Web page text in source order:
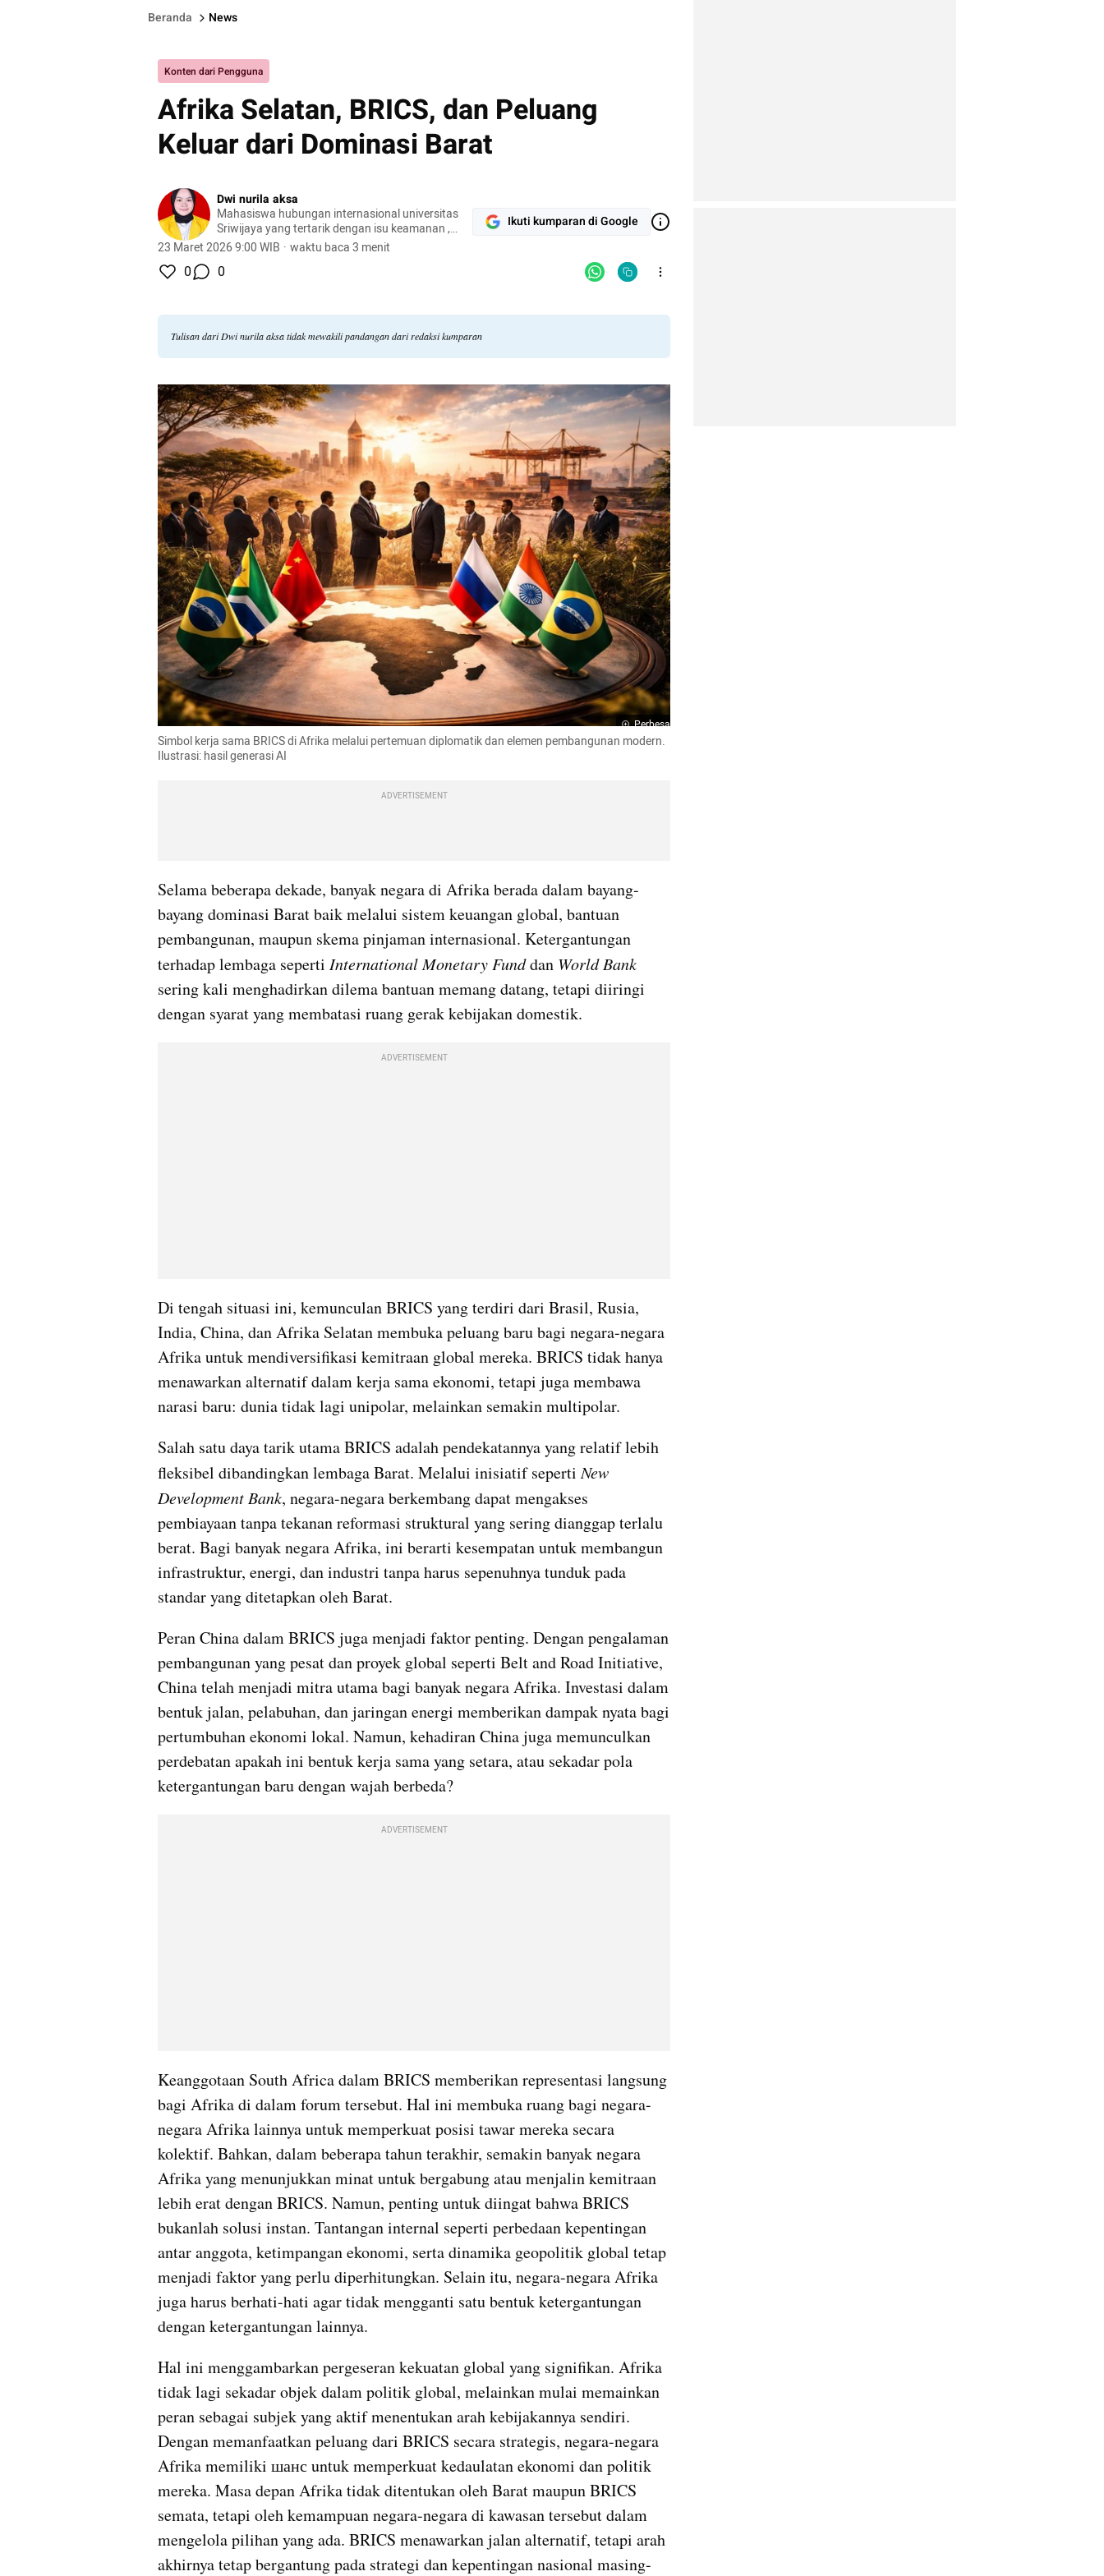
Beranda News
Konten dari Pengguna
Afrika Selatan, BRICS, dan Peluang
Keluar dari Dominasi Barat
Dwi nurila aksa
Mahasiswa hubungan internasional universitas
Sriwijaya yang tertarik dengan isu keamanan ,
kesetaraan gender dan diplomasi antara negara
23 Maret 2026 9:00 WIB · waktu baca 3 menit
Ikuti kumparan di Google
0 0
Tulisan dari Dwi nurila aksa tidak mewakili pandangan dari redaksi kumparan
Perbesar
Simbol kerja sama BRICS di Afrika melalui pertemuan diplomatik dan elemen pembangunan modern.
Ilustrasi: hasil generasi AI
ADVERTISEMENT
Selama beberapa dekade, banyak negara di Afrika berada dalam bayang-
bayang dominasi Barat baik melalui sistem keuangan global, bantuan
pembangunan, maupun skema pinjaman internasional. Ketergantungan
terhadap lembaga seperti International Monetary Fund dan
sering kali menghadirkan dilema bantuan memang datang, tetapi diiringi
dengan syarat yang membatasi ruang gerak kebijakan domestik.
ADVERTISEMENT
Di tengah situasi ini, kemunculan BRICS yang terdiri dari Brasil, Rusia,
India, China, dan Afrika Selatan membuka peluang baru bagi negara-negara
Afrika untuk mendiversifikasi kemitraan global mereka. BRICS tidak hanya
menawarkan alternatif dalam kerja sama ekonomi, tetapi juga membawa
narasi baru: dunia tidak lagi unipolar, melainkan semakin multipolar.
Salah satu daya tarik utama BRICS adalah pendekatannya yang relatif lebih
fleksibel dibandingkan lembaga Barat. Melalui inisiatif seperti New
Development Bank, negara-negara berkembang dapat mengakses
pembiayaan tanpa tekanan reformasi struktural yang sering dianggap terlalu
berat. Bagi banyak negara Afrika, ini berarti kesempatan untuk membangun
infrastruktur, energi, dan industri tanpa harus sepenuhnya tunduk pada
standar yang ditetapkan oleh Barat.
Peran China dalam BRICS juga menjadi faktor penting. Dengan pengalaman
pembangunan yang pesat dan proyek global seperti Belt and Road Initiative,
China telah menjadi mitra utama bagi banyak negara Afrika. Investasi dalam
bentuk jalan, pelabuhan, dan jaringan energi memberikan dampak nyata bagi
pertumbuhan ekonomi lokal. Namun, kehadiran China juga memunculkan
perdebatan apakah ini bentuk kerja sama yang setara, atau sekadar pola
ketergantungan baru dengan wajah berbeda?
ADVERTISEMENT
Keanggotaan South Africa dalam BRICS memberikan representasi langsung
bagi Afrika di dalam forum tersebut. Hal ini membuka ruang bagi negara-
negara Afrika lainnya untuk memperkuat posisi tawar mereka secara
kolektif. Bahkan, dalam beberapa tahun terakhir, semakin banyak negara
Afrika yang menunjukkan minat untuk bergabung atau menjalin kemitraan
lebih erat dengan BRICS. Namun, penting untuk diingat bahwa BRICS
bukanlah solusi instan. Tantangan internal seperti perbedaan kepentingan
antar anggota, ketimpangan ekonomi, serta dinamika geopolitik global tetap
menjadi faktor yang perlu diperhitungkan. Selain itu, negara-negara Afrika
juga harus berhati-hati agar tidak mengganti satu bentuk ketergantungan
dengan ketergantungan lainnya.
Hal ini menggambarkan pergeseran kekuatan global yang signifikan. Afrika
tidak lagi sekadar objek dalam politik global, melainkan mulai memainkan
peran sebagai subjek yang aktif menentukan arah kebijakannya sendiri.
Dengan memanfaatkan peluang dari BRICS secara strategis, negara-negara
Afrika memiliki шанс untuk memperkuat kedaulatan ekonomi dan politik
mereka. Masa depan Afrika tidak ditentukan oleh Barat maupun BRICS
semata, tetapi oleh kemampuan negara-negara di kawasan tersebut dalam
mengelola pilihan yang ada. BRICS menawarkan jalan alternatif, tetapi arah
akhirnya tetap bergantung pada strategi dan kepentingan nasional masing-